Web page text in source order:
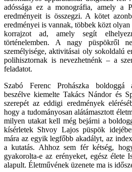
adóssága ez a monográfia, amely a
eredményeit is összegzi. A kötet
eredményei is vannak, többek közt
korrajzot ad, amely segít
történelemben. A nagy püspökről
személyisége, aktivitásai oly sokoldalú
polihisztornak is nevezhetnénk – a
feladatot.
Szabó Ferenc Prohászka boldoggá
beszélve kiemelte Takács Nándor és
szerepét az eddigi eredmények
hogy a tudományosan alátámasztott
milyen utakat kell még bejárni a
kísérletek Shvoy Lajos püspök
mára az egyik legfőbb akadályt, az
a kutatás. Ahhoz sem fér kétség,
gyakorolta-e az erényeket, egész élete
alapult. Életművének üzenete ma is